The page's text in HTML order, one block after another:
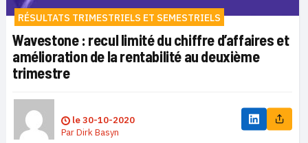
RÉSULTATS TRIMESTRIELS ET SEMESTRIELS
Wavestone : recul limité du chiffre d’affaires et
amélioration de la rentabilité au deuxième
trimestre
le30-10-2020
ParDirk Basyn